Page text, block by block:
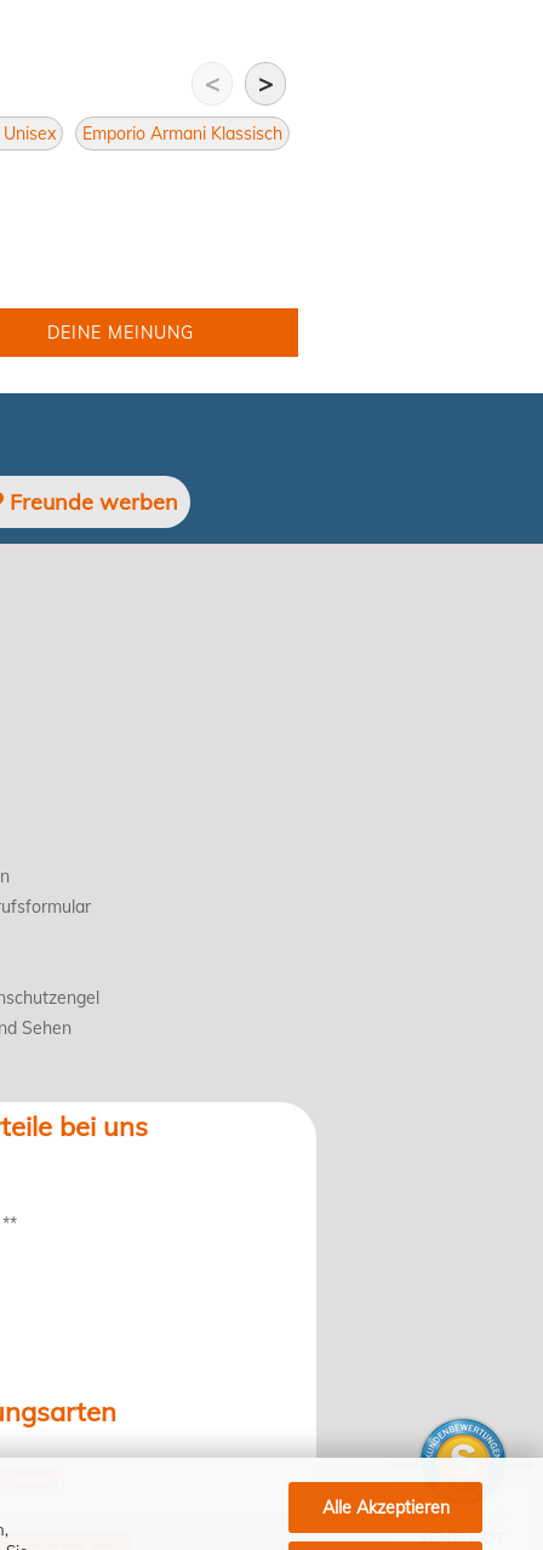
Alle Akzeptieren
< >
Emporio Armani Klassisch
DEINE MEINUNG
Freunde werben
Sehen
bei uns
SEHR GUT